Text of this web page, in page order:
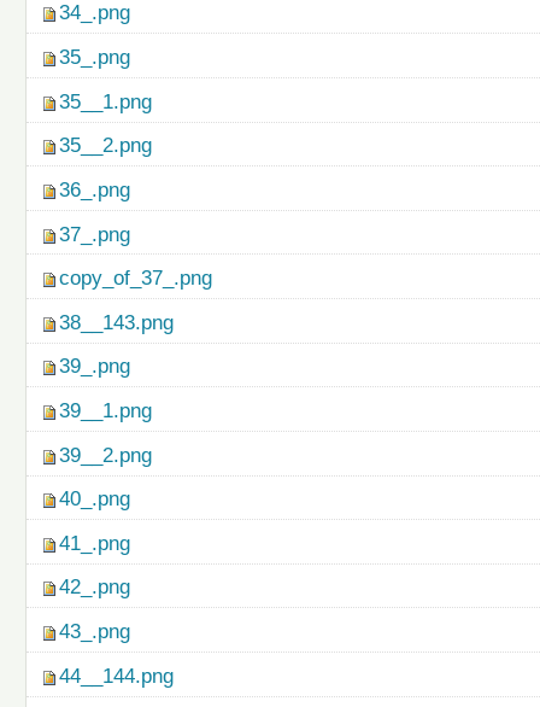
34_.png
35_.png
35__1.png
35__2.png
36_.png
37_.png
copy_of_37_.png
38__143.png
39_.png
39__1.png
39__2.png
40_.png
41_.png
42_.png
43_.png
44__144.png